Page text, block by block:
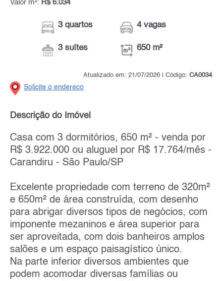
Valor m²: R$ 6.034
3 quartos
3 suítes
4 vagas
650 m²
Atualizado em: 21/07/2026 | Código: CA0034
Solicite o endereço
Descrição do Imóvel
Casa com 3 dormitórios, 650 m² - venda por
R$ 3.922.000 ou aluguel por R$ 17.764/mês -
Carandiru - São Paulo/SP
Excelente propriedade com terreno de 320m²
e 650m² de área construída, com desenho
para abrigar diversos tipos de negócios, com
imponente mezaninos e área superior para
ser aproveitada, com dois banheiros amplos
salões e um espaço paisagístico único.
Na parte inferior diversos ambientes que
podem acomodar diversas famílias ou